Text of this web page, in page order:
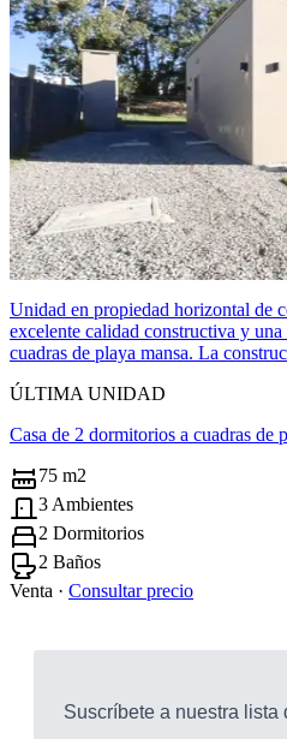
Unidad en propiedad horizontal de
excelente calidad constructiva y
cuadras de playa mansa. La
ÚLTIMA UNIDAD
Casa de 2 dormitorios a cuadras de
75 m2
3 Ambientes
2 Dormitorios
2 Baños
Venta · Consultar precio